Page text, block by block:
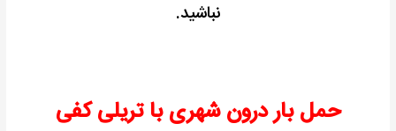
نباشید.
حمل بار درون شهری با تریلی کفی